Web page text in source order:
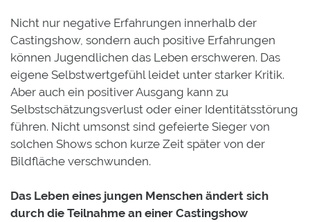
Nicht nur negative Erfahrungen innerhalb der
Castingshow, sondern auch positive Erfahrungen
können Jugendlichen das Leben erschweren. Das
eigene Selbstwertgefühl leidet unter starker Kritik.
Aber auch ein positiver Ausgang kann zu
Selbstschätzungsverlust oder einer Identitätsstörung
führen. Nicht umsonst sind gefeierte Sieger von
solchen Shows schon kurze Zeit später von der
Bildfläche verschwunden.
Das Leben eines jungen Menschen ändert sich
durch die Teilnahme an einer Castingshow